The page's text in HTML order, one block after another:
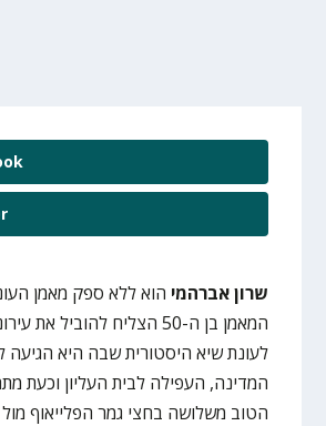
שרון אברהמי הוא ללא ספק מאמן
המאמן בן ה-50 הצליח להוביל
לעונת שיא היסטורית שבה היא הגיעה
המדינה, העפילה לבית העליון וכעת
הטוב משלושה בחצי גמר הפלייאוף